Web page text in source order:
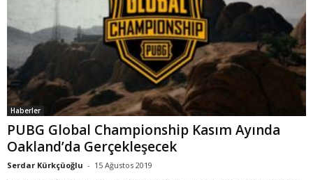
Haberler
PUBG Global Championship Kasım Ayında
Oakland’da Gerçekleşecek
Serdar Kürkçüoğlu - 15 Ağustos 2019